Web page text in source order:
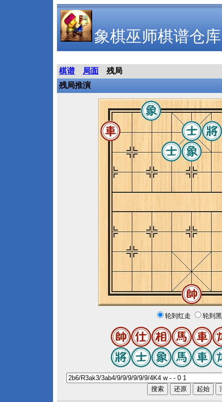
象棋巫师棋谱仓库
棋谱 局面
残局
残局推演
轮到红走 轮到